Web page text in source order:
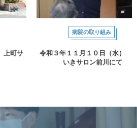
上町サ
病院の取り組み
令和３年１１月１０日（水）
いきサロン前川にて